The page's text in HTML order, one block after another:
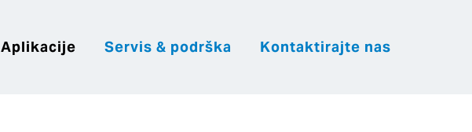
Aplikacije Servis & podrška Kontaktirajte nas